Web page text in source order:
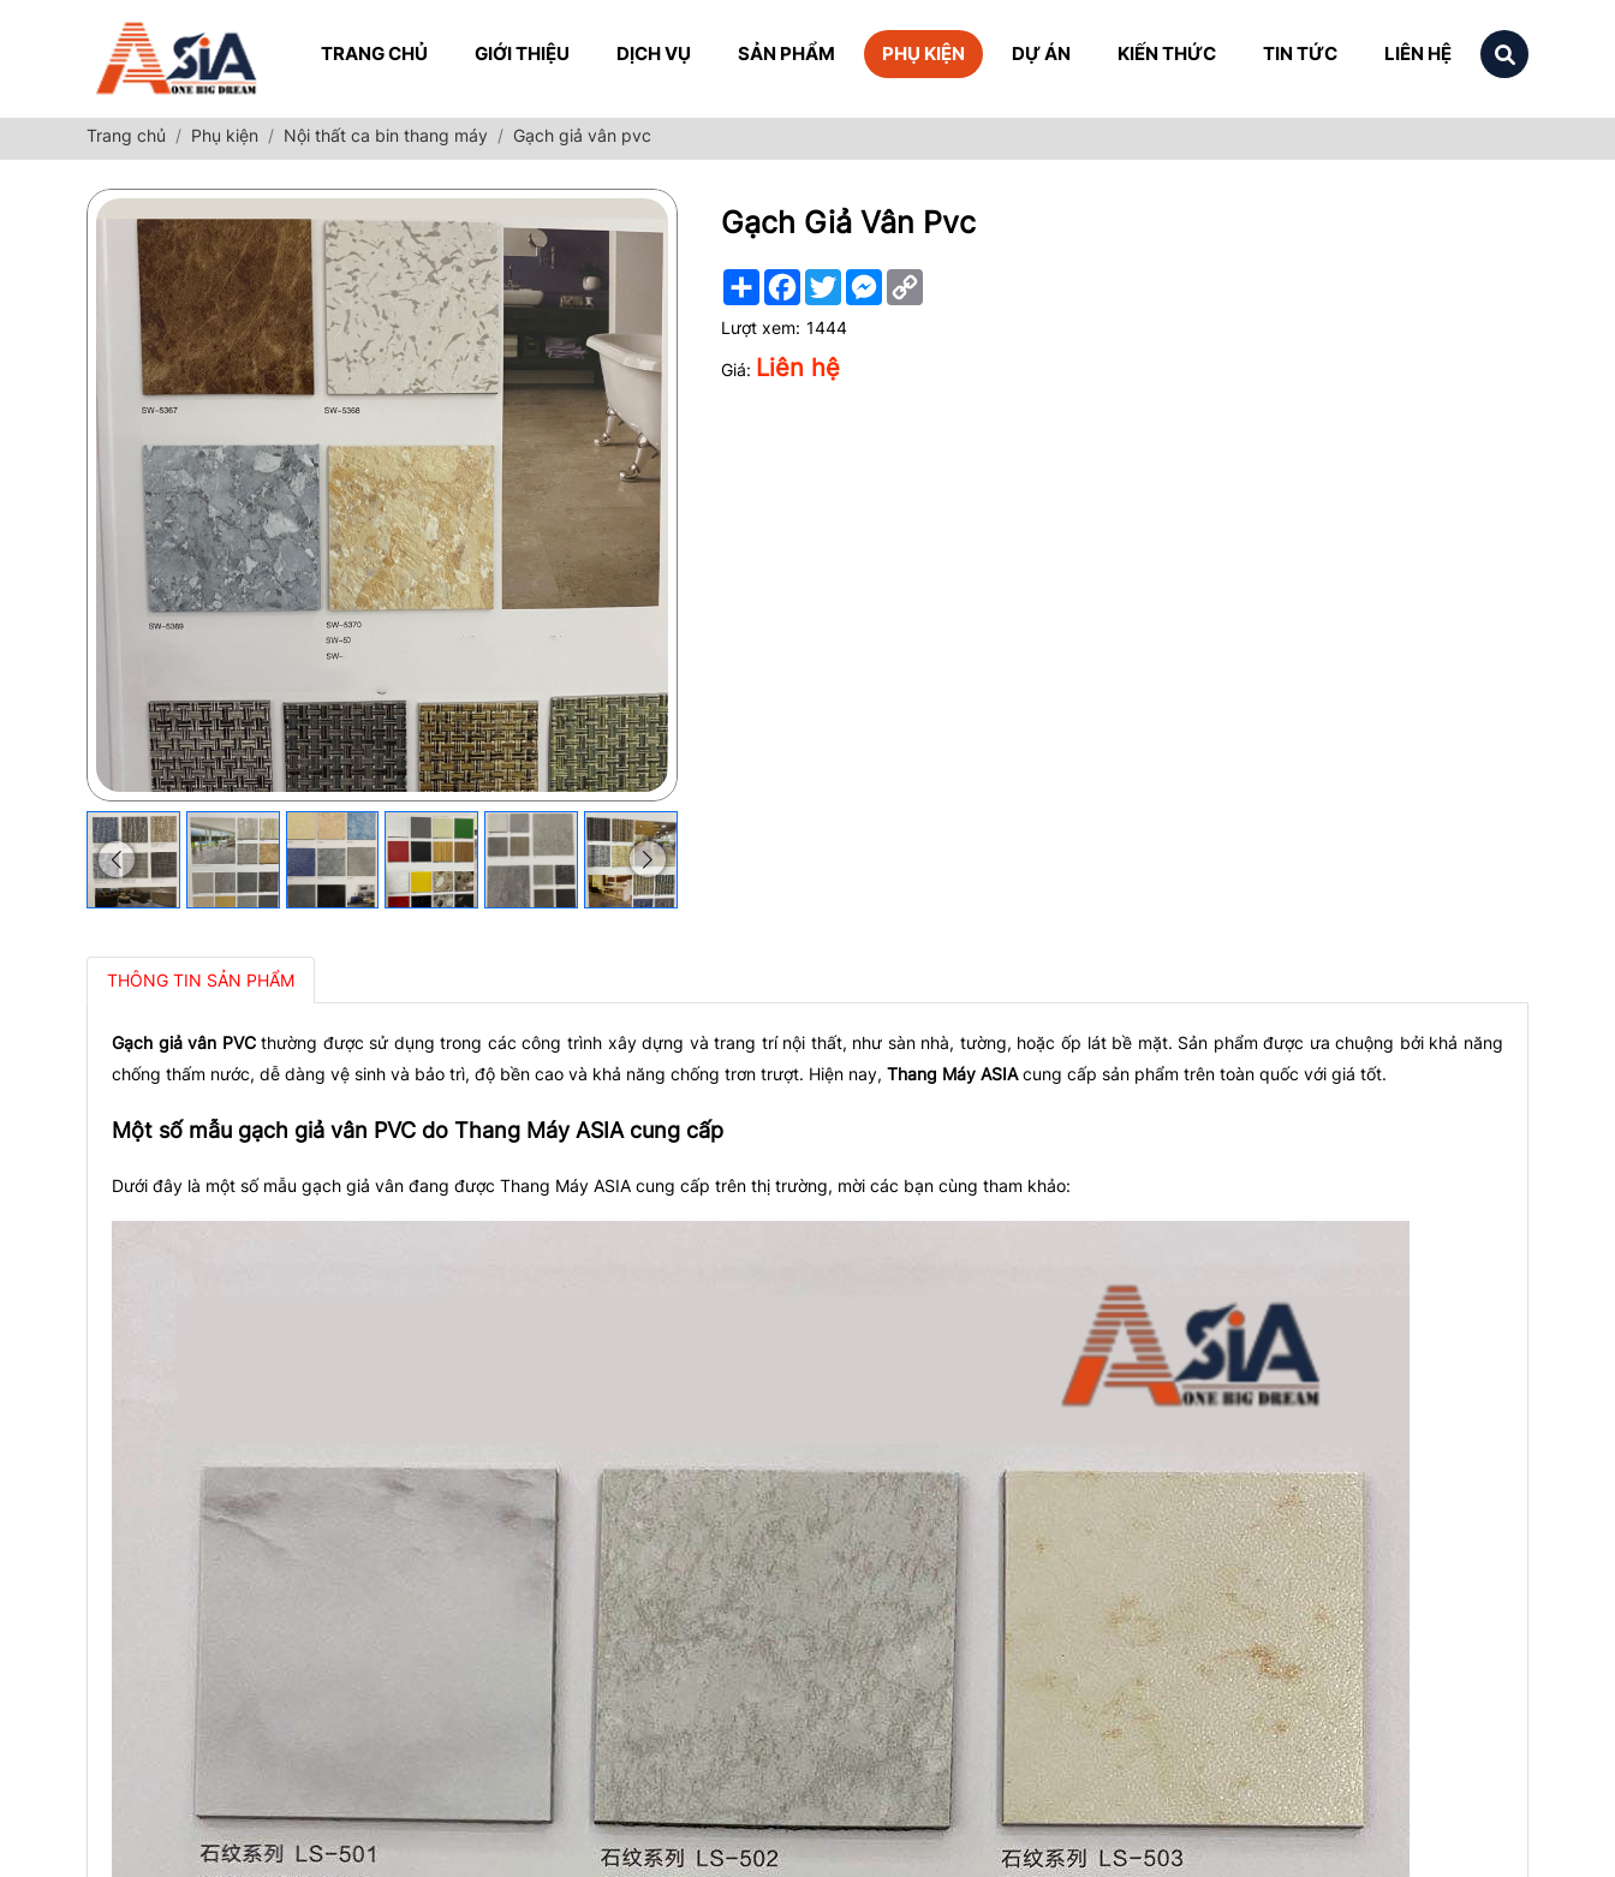
TRANG CHỦ GIỚI THIỆU DỊCH VỤ SẢN PHẨM PHỤ KIỆN DỰ ÁN KIẾN THỨC TIN TỨC LIÊN HỆ
Trang chủ Phụ kiện Nội thất ca bin thang máy Gạch giả vân pvc
Gạch Giả Vân Pvc
Share Facebook
TwitterMessenger
Lượt xem: 1444
Giá: Liên hệ
THÔNG TIN SẢN PHẨM
Gạch giả vân PVCthường được sử dụng trong các công trình xây dựng và trang trí nội thất, như sàn nhà, tường, hoặc ốp lát bề mặt. Sản phẩm được ưa chuộng bởi khả năng
chống thấm nước, dễ dàng vệ sinh và bảo trì, độ bền cao và khả năng chống trơn trượt. Hiện nay, Thang Máy ASIAcung cấp sản phẩm trên toàn quốc với giá tốt.
Một số mẫu gạch giả vân PVC do Thang Máy ASIA cung cấp
Dưới đây là một số mẫu gạch giả vân đang được Thang Máy ASIA cung cấp trên thị trường, mời các bạn cùng tham khảo: